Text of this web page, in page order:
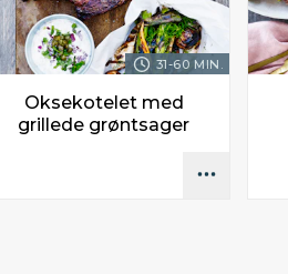
31-60 MIN.
Oksekotelet med
grillede grøntsager